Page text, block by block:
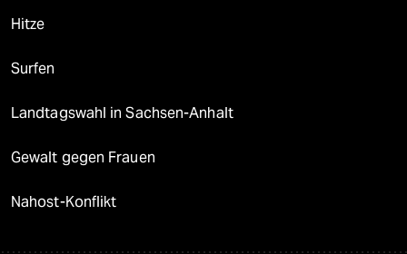
Hitze
Surfen
Landtagswahl in Sachsen-Anhalt
Gewalt gegen Frauen
Nahost-Konflikt